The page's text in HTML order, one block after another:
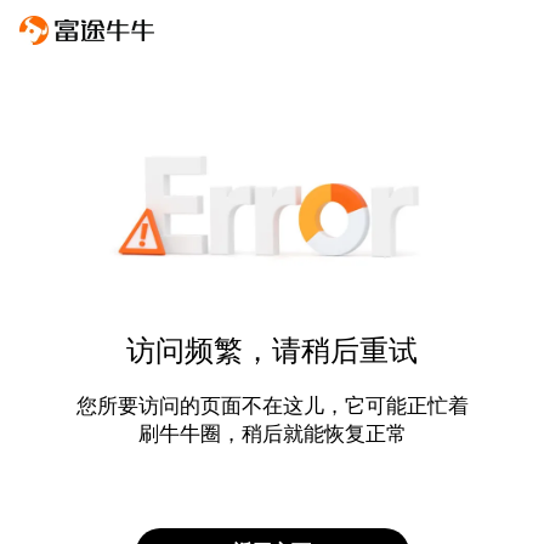
访问频繁，请稍后重试
您所要访问的页面不在这儿，它可能正忙着
刷牛牛圈，稍后就能恢复正常